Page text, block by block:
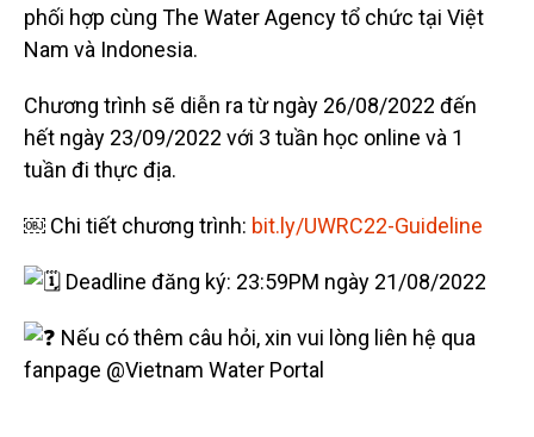
phối hợp cùng The Water Agency tổ chức tại Việt
Nam và Indonesia.
Chương trình sẽ diễn ra từ ngày 26/08/2022 đến
hết ngày 23/09/2022 với 3 tuần học online và 1
tuần đi thực địa.
￼ Chi tiết chương trình: bit.ly/UWRC22-Guideline
Deadline đăng ký: 23:59PM ngày 21/08/2022
Nếu có thêm câu hỏi, xin vui lòng liên hệ qua
fanpage @Vietnam Water Portal